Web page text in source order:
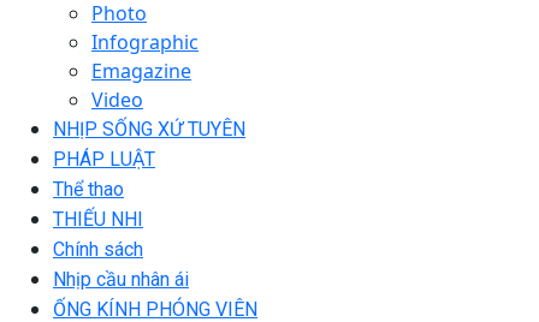
Photo
Infographic
Emagazine
Video
NHỊP SỐNG XỨ TUYÊN
PHÁP LUẬT
Thể thao
THIẾU NHI
Chính sách
Nhịp cầu nhân ái
ỐNG KÍNH PHÓNG VIÊN